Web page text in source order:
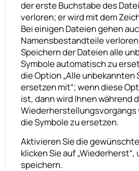
der erste Buchstabe des
verloren; er wird mit dem
Bei einigen Dateien gehen
Namensbestandteile
Speichern der Dateien alle
Symbole automatisch zu
die Option „Alle unbekannten
ersetzen mit“; wenn diese
ist, dann wird Ihnen während
Wiederherstellungsvorgangs
die Symbole zu ersetzen.
Aktivieren Sie die
klicken Sie auf „Wiederherst“,
speichern.